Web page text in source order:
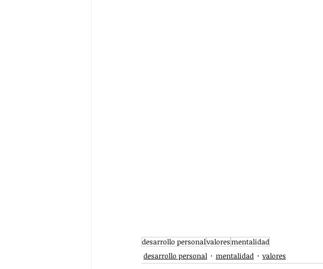
desarrollo personalvaloresmentalidad
desarrollo personal
mentalidad valores